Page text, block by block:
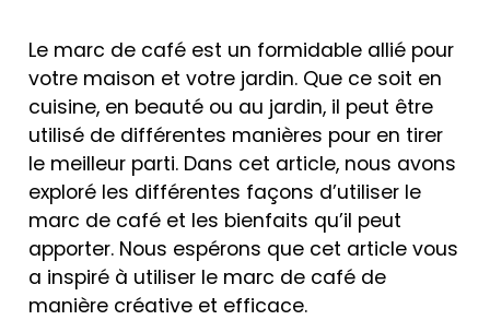
Le marc de café est un formidable allié pour
votre maison et votre jardin. Que ce soit en
cuisine, en beauté ou au jardin, il peut être
utilisé de différentes manières pour en tirer
le meilleur parti. Dans cet article, nous avons
exploré les différentes façons d’utiliser le
marc de café et les bienfaits qu’il peut
apporter. Nous espérons que cet article vous
a inspiré à utiliser le marc de café de
manière créative et efficace.